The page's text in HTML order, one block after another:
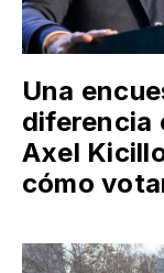
Una
diferencia
Axel
cómo